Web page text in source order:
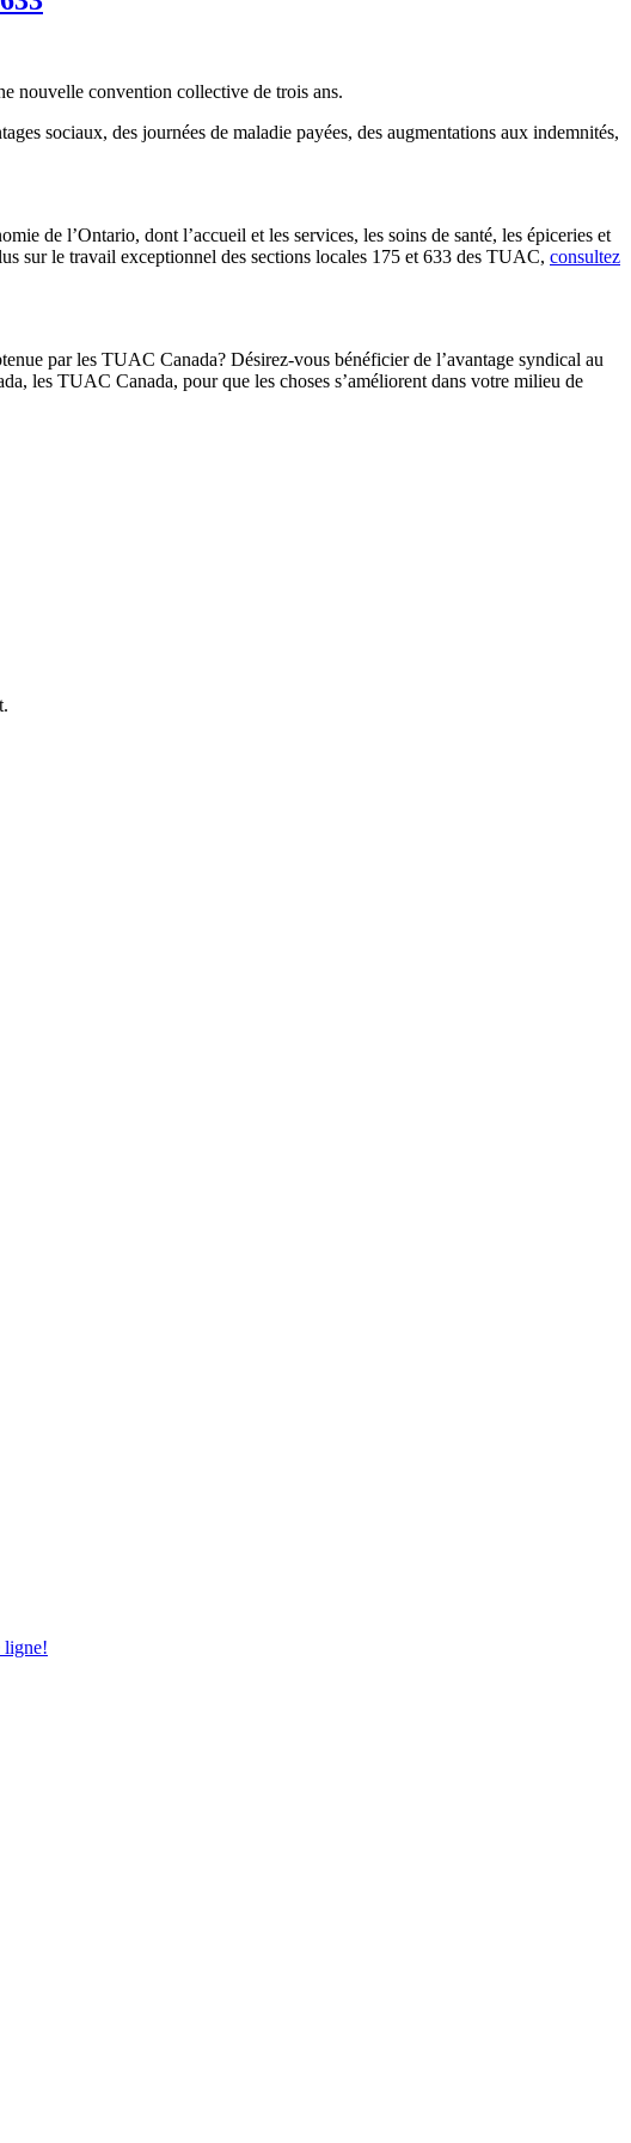
nouvelle convention collective de trois ans.
sociaux, des journées de maladie payées, des augmentations aux indemnités,
de l’Ontario, dont l’accueil et les services, les soins de santé, les épiceries et
sur le travail exceptionnel des sections locales 175 et 633 des TUAC, consultez
par les TUAC Canada? Désirez-vous bénéficier de l’avantage syndical au
les TUAC Canada, pour que les choses s’améliorent dans votre milieu de
ligne!